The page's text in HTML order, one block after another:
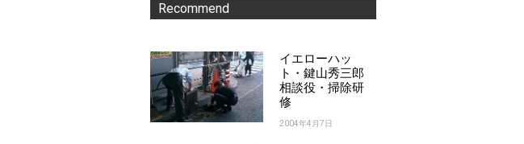
Recommend
イエローハッ
ト・鍵山秀三郎
相談役・掃除研
修
2004年4月7日